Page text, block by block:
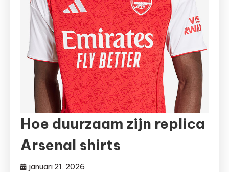
Hoe duurzaam zijn replica
Arsenal shirts
januari 21, 2026